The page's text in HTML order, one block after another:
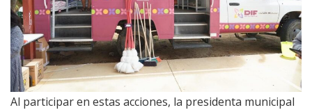
Al participar en estas acciones, la presidenta municipal